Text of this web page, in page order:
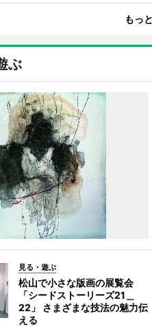
もっ
ぶ
見る・遊ぶ
松山で小さな版画の展覧会
「シードストーリーズ21＿
22」 さまざまな技法の魅力伝
える